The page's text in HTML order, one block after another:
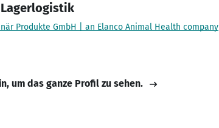
Produkte GmbH | an Elanco Animal Health company
um das ganze Profil zu sehen.